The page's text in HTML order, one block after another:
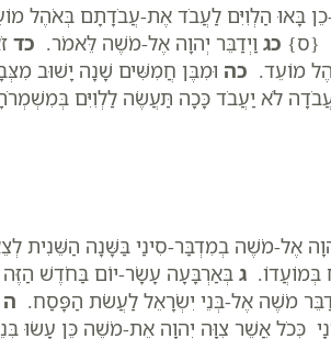
כֵן בָּאוּ הַלְוִיִּם לַעֲבֹד אֶת-עֲבֹדָתָם בְּאֹהֶל
{ס} כג וַיְדַבֵּר יְהוָה אֶל-מֹשֶׁה לֵּאמֹר. כד
מוֹעֵד. כה וּמִבֶּן חֲמִשִּׁים שָׁנָה יָשׁוּב
לֹא יַעֲבֹד כָּכָה תַּעֲשֶׂה לַלְוִיִּם
אֶל-מֹשֶׁה בְמִדְבַּר-סִינַי בַּשָּׁנָה
ג בְּאַרְבָּעָה עָשָׂר-יוֹם בַּחֹדֶשׁ הַזֶּה
מֹשֶׁה אֶל-בְּנֵי יִשְׂרָאֵל לַעֲשֹׂת הַפָּסַח. ה
כְּכֹל אֲשֶׁר צִוָּה יְהוָה אֶת-מֹשֶׁה כֵּן עָשׂוּ